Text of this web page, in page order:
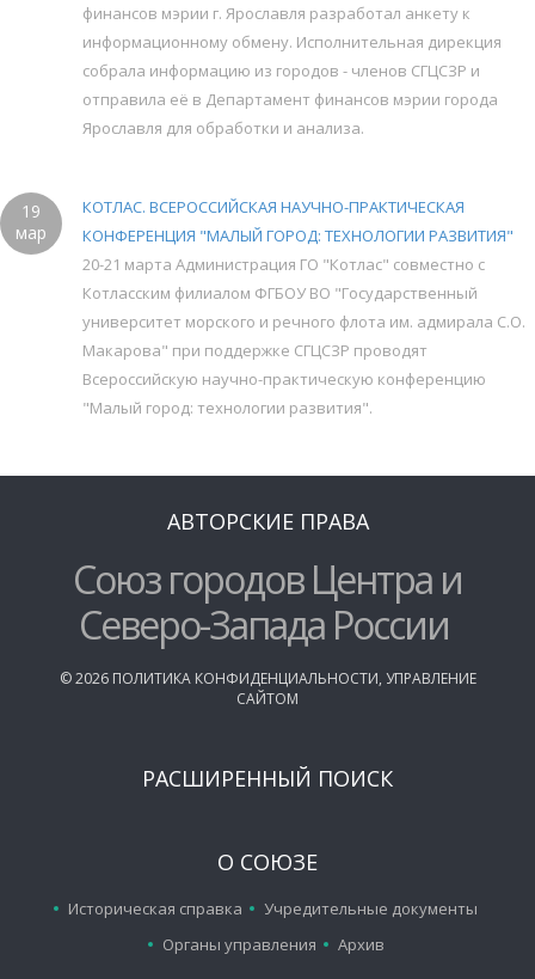
финансов мэрии г. Ярославля разработал анкету к
информационному обмену. Исполнительная дирекция
собрала информацию из городов - членов СГЦСЗР и
отправила её в Департамент финансов мэрии города
Ярославля для обработки и анализа.
19
мар
КОТЛАС. ВСЕРОССИЙСКАЯ НАУЧНО-ПРАКТИЧЕСКАЯ
КОНФЕРЕНЦИЯ "МАЛЫЙ ГОРОД: ТЕХНОЛОГИИ РАЗВИТИЯ"
20-21 марта Администрация ГО "Котлас" совместно с
Котласским филиалом ФГБОУ ВО "Государственный
университет морского и речного флота им. адмирала С.О.
Макарова" при поддержке СГЦСЗР проводят
Всероссийскую научно-практическую конференцию
"Малый город: технологии развития".
АВТОРСКИЕ ПРАВА
Союз городов Центра и
Северо-Запада России
©2026 ПОЛИТИКА КОНФИДЕНЦИАЛЬНОСТИ, УПРАВЛЕНИЕ
САЙТОМ
РАСШИРЕННЫЙ ПОИСК
О СОЮЗЕ
Историческая справка
Учредительные документы
Органы управления
Архив